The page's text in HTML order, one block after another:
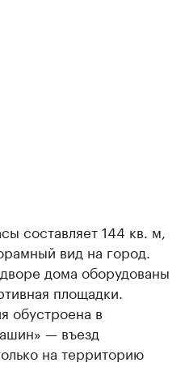
составляет 144 кв. м,
вид на город.
дома оборудованы
площадки.
обустроена в
— въезд
на территорию